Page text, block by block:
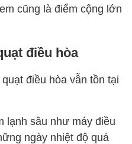
cũng là điểm cộng lớn
điều hòa
điều hòa vẫn tồn tại
lạnh sâu như máy điều
ngày nhiệt độ quá